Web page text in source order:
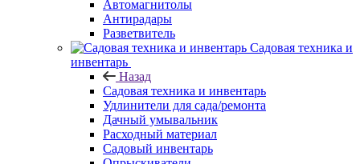
Автомагнитолы
Антирадары
Разветвитель
Садовая техника и
инвентарь
Назад
Садовая техника и инвентарь
Удлинители для сада/ремонта
Дачный умывальник
Расходный материал
Садовый инвентарь